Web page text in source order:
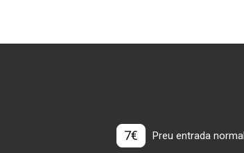
7€ Preu entrada normal